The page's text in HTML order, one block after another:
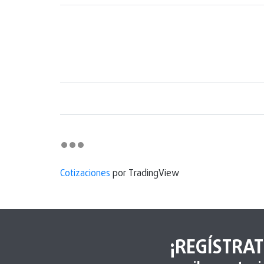
Cotizaciones por TradingView